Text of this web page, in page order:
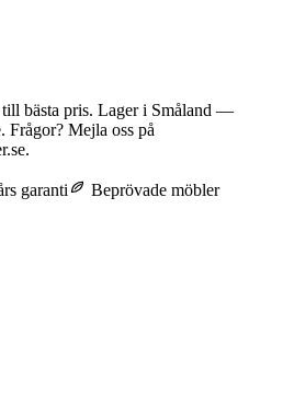
bästa pris. Lager i Småland —
Frågor? Mejla oss på
garanti
Beprövade möbler